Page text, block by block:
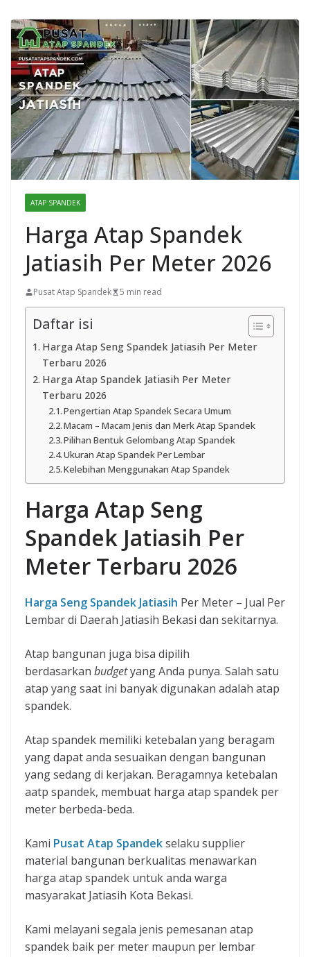
ATAP SPANDEK
Harga Atap Spandek
Jatiasih Per Meter 2026
Pusat Atap Spandek 5 min read
Daftar isi
Harga Atap Seng Spandek Jatiasih Per Meter
Terbaru 2026
Harga Atap Spandek Jatiasih Per Meter
Terbaru 2026
Pengertian Atap Spandek Secara Umum
Macam – Macam Jenis dan Merk Atap Spandek
Pilihan Bentuk Gelombang Atap Spandek
Ukuran Atap Spandek Per Lembar
Kelebihan Menggunakan Atap Spandek
Harga Atap Seng
Spandek Jatiasih Per
Meter Terbaru 2026
Harga Seng Spandek Jatiasih Per Meter – Jual Per
Lembar di Daerah Jatiasih Bekasi dan sekitarnya.
Atap bangunan juga bisa dipilih
berdasarkan budgetyang Anda punya. Salah satu
atap yang saat ini banyak digunakan adalah atap
spandek.
Atap spandek memiliki ketebalan yang beragam
yang dapat anda sesuaikan dengan bangunan
yang sedang di kerjakan. Beragamnya ketebalan
aatp spandek, membuat harga atap spandek per
meter berbeda-beda.
Kami Pusat Atap Spandekselaku supplier
material bangunan berkualitas menawarkan
harga atap spandek untuk anda warga
masyarakat Jatiasih Kota Bekasi.
Kami melayani segala jenis pemesanan atap
spandek baik per meter maupun per lembar